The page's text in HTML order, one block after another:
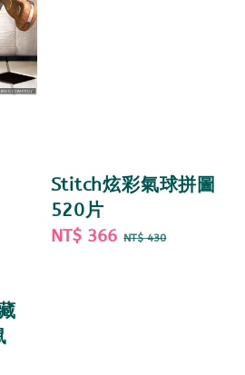
Stitch炫彩氣球拼圖
520片
Sale
NT$ 366 Regular
NT$ 430